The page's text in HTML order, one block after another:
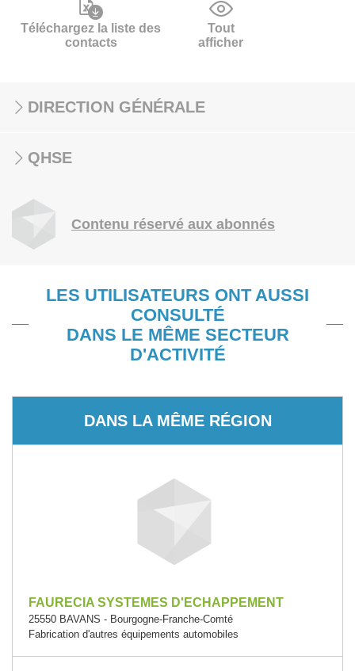
Téléchargez la liste des
contacts
Tout
afficher
DIRECTION GÉNÉRALE
QHSE
Contenu réservé aux abonnés
LES UTILISATEURS ONT AUSSI
CONSULTÉ
DANS LE MÊME SECTEUR
D'ACTIVITÉ
DANS LA MÊME RÉGION
FAURECIA SYSTEMES D'ECHAPPEMENT
25550 BAVANS - Bourgogne-Franche-Comté
Fabrication d'autres équipements automobiles